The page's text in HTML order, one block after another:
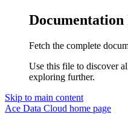
Documentation
Fetch the complete
Use this file to discover
exploring further.
Skip to main content
Ace Data Cloud home page